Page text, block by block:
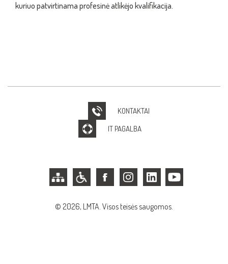
kuriuo patvirtinama profesinė atlikėjo kvalifikacija.
KONTAKTAI
IT PAGALBA
© 2026, LMTA. Visos teisės saugomos.